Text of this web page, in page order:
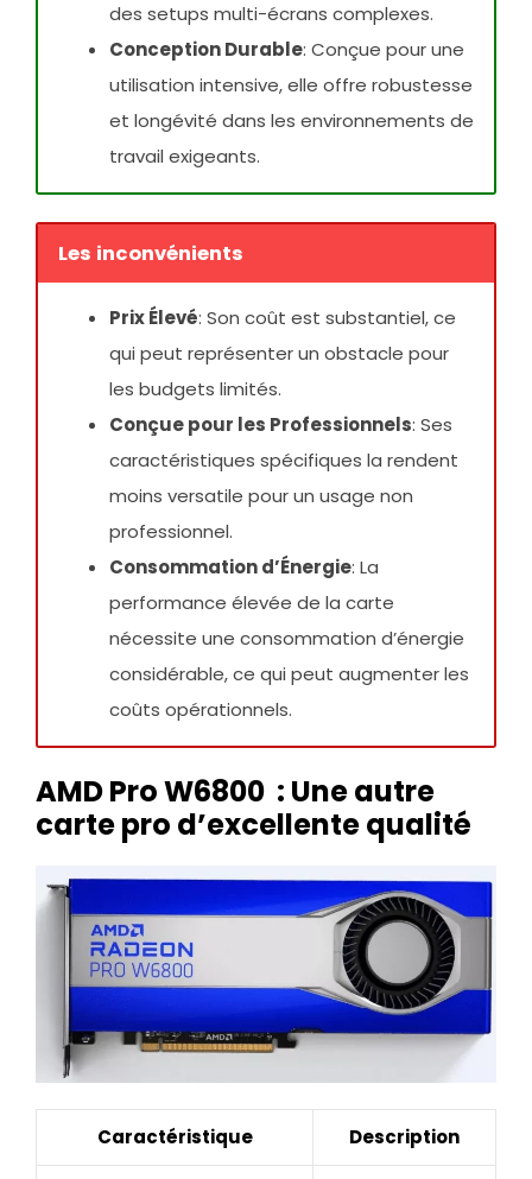
des setups multi-écrans complexes.
Conception Durable: Conçue pour une
utilisation intensive, elle offre robustesse
et longévité dans les environnements de
travail exigeants.
Les inconvénients
Prix Élevé: Son coût est substantiel, ce
qui peut représenter un obstacle pour
les budgets limités.
Conçue pour les Professionnels: Ses
caractéristiques spécifiques la rendent
moins versatile pour un usage non
professionnel.
Consommation d’Énergie: La
performance élevée de la carte
nécessite une consommation d’énergie
considérable, ce qui peut augmenter les
coûts opérationnels.
AMD Pro W6800 : Une autre
carte pro d’excellente qualité
Caractéristique Description